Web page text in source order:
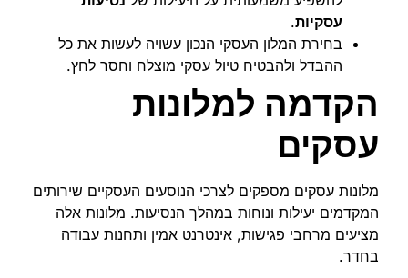
עסקיות.
בחירת המלון העסקי הנכון עשויה לעשות את כל
ההבדל ולהבטיח טיול עסקי מוצלח וחסר לחץ.
הקדמה למלונות
עסקים
מלונות עסקים מספקים לצרכי הנוסעים העסקיים שירותים
המקדמים יעילות ונוחות במהלך הנסיעות. מלונות אלה
מציעים מרחבי פגישות, אינטרנט אמין ותחנות עבודה
בחדר.